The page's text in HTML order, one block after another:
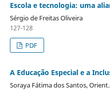
Escola e tecnologia: uma
Sérgio de Freitas Oliveira
127-128
PDF
A Educação Especial e a
Soraya Fátima dos Santos,